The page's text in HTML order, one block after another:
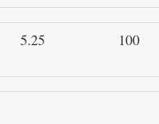
5.25 100